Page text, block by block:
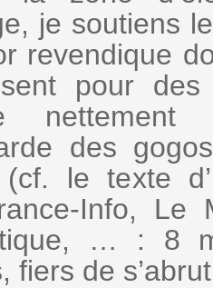
je soutiens
revendique
pour
des
le texte
Info, Le
… : 8
fiers de